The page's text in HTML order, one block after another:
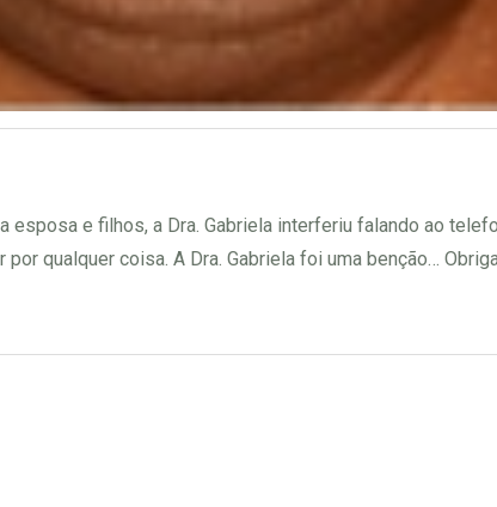
esposa e filhos, a Dra. Gabriela interferiu falando ao
qualquer coisa. A Dra. Gabriela foi uma benção…